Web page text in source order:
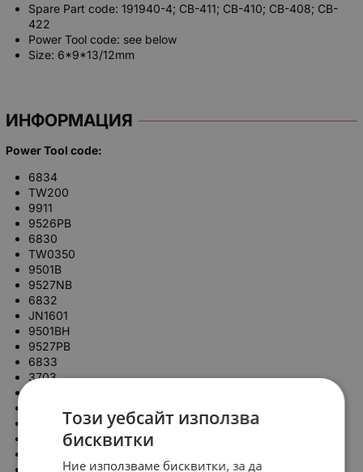
Spare Part code: 191940-4; CB-411; CB-410; CB-408; CB-
422
Power Tool code: see below
Size: 6*9*13/12mm
ИНФОРМАЦИЯ
Power Tool code:
6834
TW200
9911
9526PB
6830
TW0350
9501B
9527NB
6832
JN1601
9501BH
9527PB
6833
3703
Този уебсайт използва
бисквитки
Ние използваме бисквитки, за да